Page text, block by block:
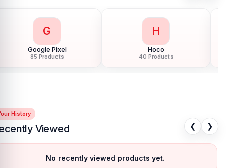
G
Google Pixel
85 Products
H
Hoco
40 Products
History
Viewed ❮ ❯
No recently viewed products yet.